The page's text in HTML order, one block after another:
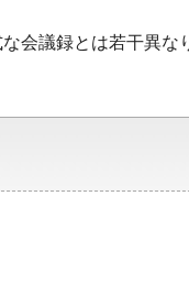
会議録とは若干異な